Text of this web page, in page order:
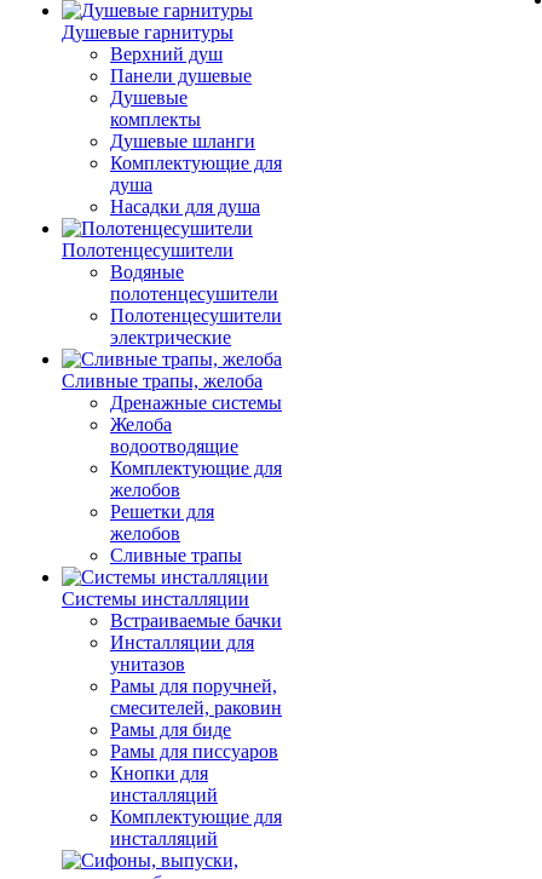
Душевые гарнитуры
Верхний душ
Панели душевые
Душевые
комплекты
Душевые шланги
Комплектующие для
душа
Насадки для душа
Полотенцесушители
Водяные
полотенцесушители
Полотенцесушители
электрические
Сливные трапы, желоба
Дренажные системы
Желоба
водоотводящие
Комплектующие для
желобов
Решетки для
желобов
Сливные трапы
Системы инсталляции
Встраиваемые бачки
Инсталляции для
унитазов
Рамы для поручней,
смесителей, раковин
Рамы для биде
Рамы для писсуаров
Кнопки для
инсталляций
Комплектующие для
инсталляций